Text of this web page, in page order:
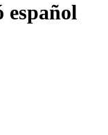
español